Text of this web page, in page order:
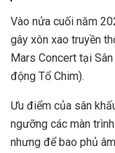
Vào nửa cuối năm
gây xôn xao truyền
Mars Concert tại
động Tổ Chim).
Ưu điểm của sân
ngưỡng các màn
nhưng để bao phủ